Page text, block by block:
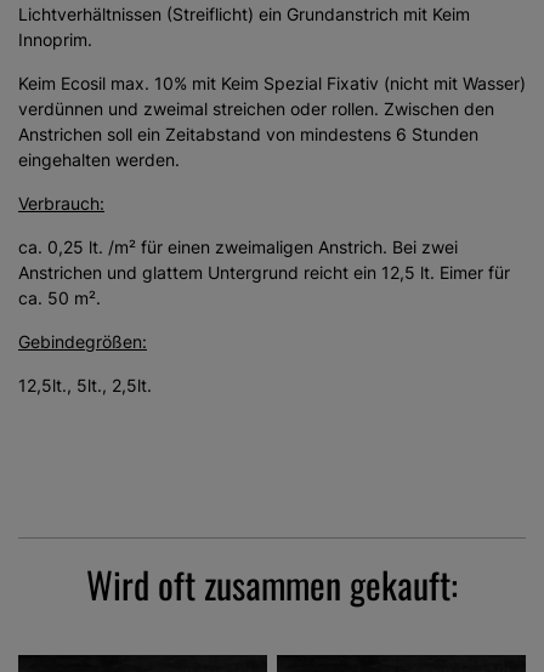
Lichtverhältnissen (Streiflicht) ein Grundanstrich mit Keim
Innoprim.
Keim Ecosil max. 10% mit Keim Spezial Fixativ (nicht mit Wasser)
verdünnen und zweimal streichen oder rollen. Zwischen den
Anstrichen soll ein Zeitabstand von mindestens 6 Stunden
eingehalten werden.
Verbrauch:
ca. 0,25 lt. /m² für einen zweimaligen Anstrich. Bei zwei
Anstrichen und glattem Untergrund reicht ein 12,5 lt. Eimer für
ca. 50 m².
Gebindegrößen:
12,5lt., 5lt., 2,5lt.
Wird oft zusammen gekauft: